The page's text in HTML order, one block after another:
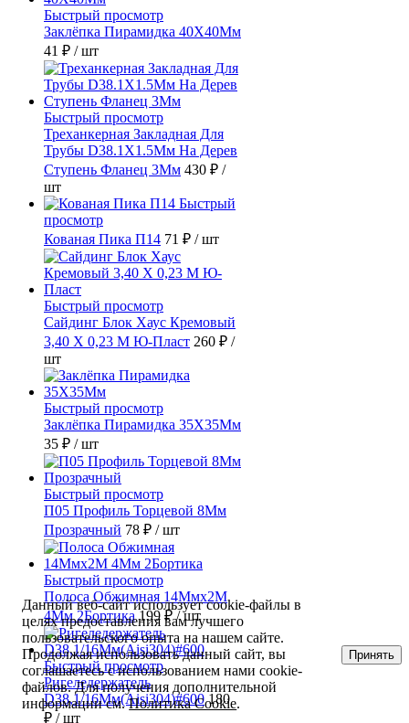
Быстрый просмотр
Заклёпка Пирамидка 40X40Мм
41 ₽ / шт
Быстрый просмотр
Треханкерная Закладная Для
Трубы D38.1Х1.5Мм На Дерев
Ступень Фланец 3Мм 430 ₽ /
шт
Быстрый
просмотр
Кованая Пика П14 71 ₽ / шт
Быстрый просмотр
Сайдинг Блок Хаус Кремовый
3,40 Х 0,23 М Ю-Пласт 260 ₽ /
шт
Быстрый просмотр
Заклёпка Пирамидка 35X35Мм
35 ₽ / шт
Быстрый просмотр
П05 Профиль Торцевой 8Мм
Прозрачный 78 ₽ / шт
Быстрый просмотр
Полоса Обжимная 14Ммх2М
4Мм 2Бортика 199 ₽/ шт
Быстрый просмотр
Ригеледержатель
D38,1/16Мм(Aisi304)#600 180
₽ / шт
Данный веб-сайт использует cookie-файлы в
целях предоставления вам лучшего
пользовательского опыта на нашем сайте.
Продолжая использовать данный сайт, вы
соглашаетесь с использованием нами cookie-
файлов. Для получения дополнительной
информации см.Политика Cookie.
Принять